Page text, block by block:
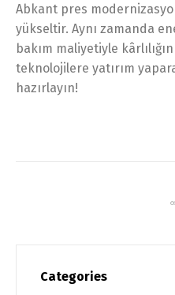
Abkant pres
yükseltir. Aynı zamanda
bakım maliyetiyle
teknolojilere yatırım
hazırlayın!
Categories